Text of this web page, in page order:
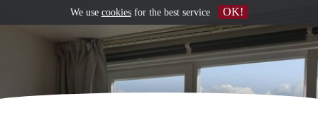
We use cookiesfor the best service OK!